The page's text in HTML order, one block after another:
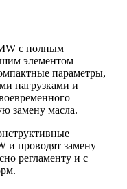
с полным
элементом
параметры,
нагрузками и
замену масла.
и проводят замену
регламенту и с